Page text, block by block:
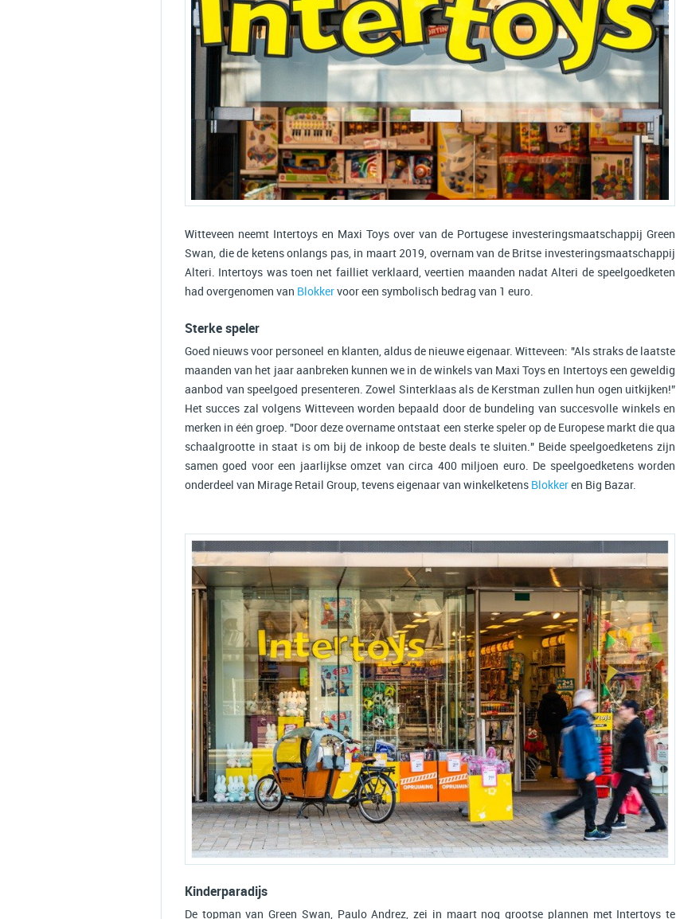
Witteveen neemt Intertoys en Maxi Toys over van de Portugese investeringsmaatschappij Green
Swan, die de ketens onlangs pas, in maart 2019, overnam van de Britse investeringsmaatschappij
Alteri. Intertoys was toen net failliet verklaard, veertien maanden nadat Alteri de speelgoedketen
had overgenomen van Blokkervoor een symbolisch bedrag van 1 euro.
Sterke speler
Goed nieuws voor personeel en klanten, aldus de nieuwe eigenaar. Witteveen: "Als straks de laatste
maanden van het jaar aanbreken kunnen we in de winkels van Maxi Toys en Intertoys een geweldig
aanbod van speelgoed presenteren. Zowel Sinterklaas als de Kerstman zullen hun ogen uitkijken!”
Het succes zal volgens Witteveen worden bepaald door de bundeling van succesvolle winkels en
merken in één groep. "Door deze overname ontstaat een sterke speler op de Europese markt die qua
schaalgrootte in staat is om bij de inkoop de beste deals te sluiten." Beide speelgoedketens zijn
samen goed voor een jaarlijkse omzet van circa 400 miljoen euro. De speelgoedketens worden
onderdeel van Mirage Retail Group, tevens eigenaar van winkelketens Blokkeren Big Bazar.
Kinderparadijs
De topman van Green Swan, Paulo Andrez, zei in maart nog grootse plannen met Intertoys te